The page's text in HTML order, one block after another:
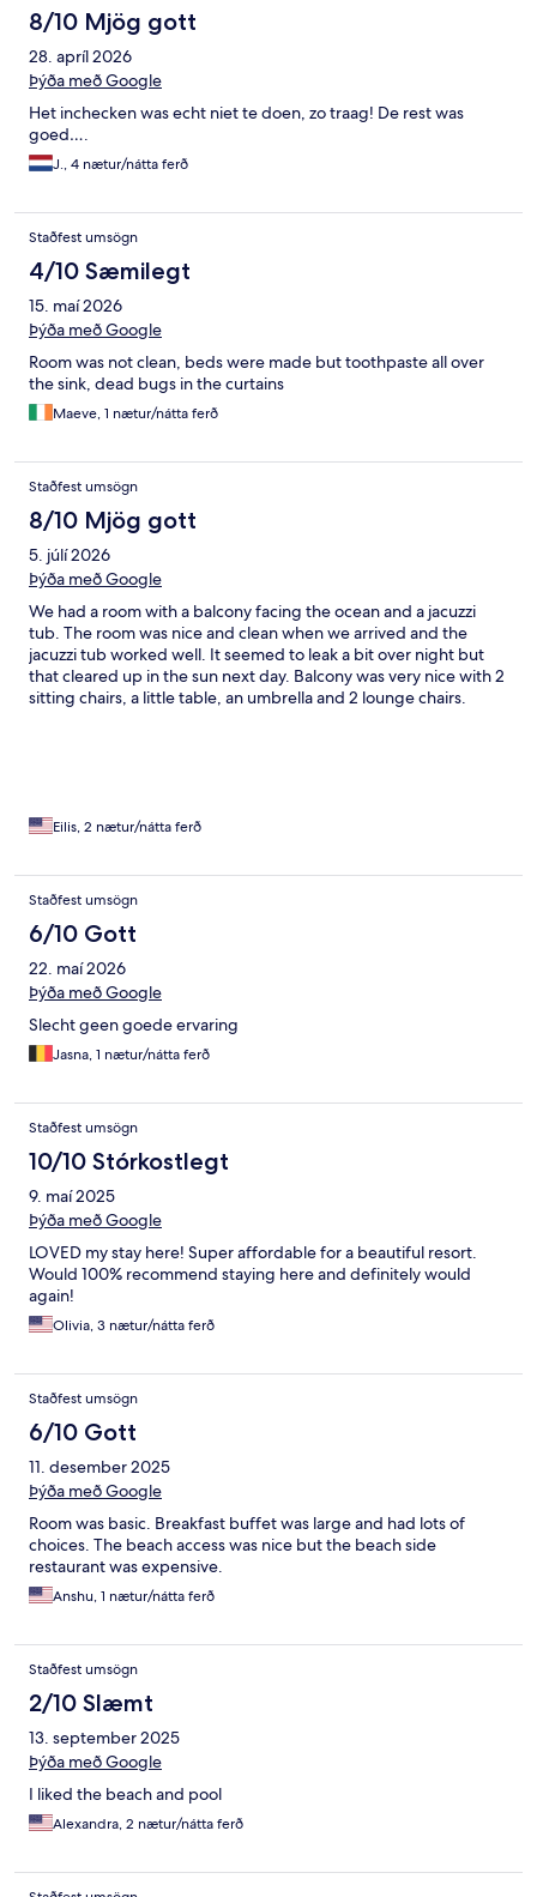
8/10 Mjög gott
28. apríl 2026
Þýða með Google
Het inchecken was echt niet te doen, zo traag! De rest was
goed….
J., 4 nætur/nátta ferð
Staðfest umsögn
4/10 Sæmilegt
15. maí 2026
Þýða með Google
Room was not clean, beds were made but toothpaste all over
the sink, dead bugs in the curtains
Maeve, 1 nætur/nátta ferð
Staðfest umsögn
8/10 Mjög gott
5. júlí 2026
Þýða með Google
We had a room with a balcony facing the ocean and a jacuzzi
tub. The room was nice and clean when we arrived and the
jacuzzi tub worked well. It seemed to leak a bit over night but
that cleared up in the sun next day. Balcony was very nice with 2
sitting chairs, a little table, an umbrella and 2 lounge chairs.
They have food available most of the day and drinks until late
but there was AC in the lobby seating areas and great AC in the
dining area. The only other setback was a slow check in process
but otherwise we had a great stay and will be using Fergus
hotels again in the future!
Eilis, 2 nætur/nátta ferð
Staðfest umsögn
6/10 Gott
22. maí 2026
Þýða með Google
Slecht geen goede ervaring
Jasna, 1 nætur/nátta ferð
Staðfest umsögn
10/10 Stórkostlegt
9. maí 2025
Þýða með Google
LOVED my stay here! Super affordable for a beautiful resort.
Would 100% recommend staying here and definitely would
again!
Olivia, 3 nætur/nátta ferð
Staðfest umsögn
6/10 Gott
11. desember 2025
Þýða með Google
Room was basic. Breakfast buffet was large and had lots of
choices. The beach access was nice but the beach side
restaurant was expensive.
Anshu, 1 nætur/nátta ferð
Staðfest umsögn
2/10 Slæmt
13. september 2025
Þýða með Google
I liked the beach and pool
Alexandra, 2 nætur/nátta ferð